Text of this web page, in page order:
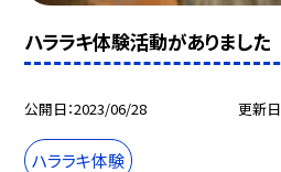
ハララキ体験活動がありました
公開日 2023/06/28 更新日
ハララキ体験